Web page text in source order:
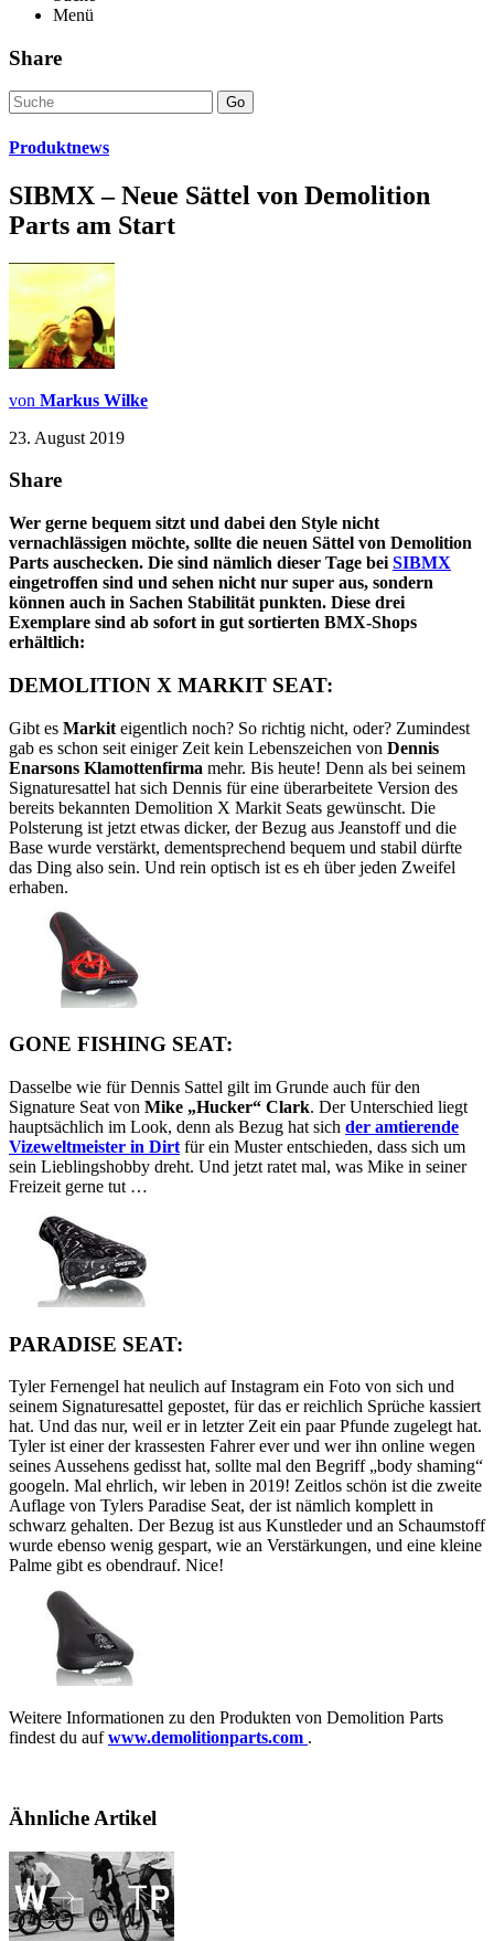
Menü
Share
Go
Produktnews
SIBMX – Neue Sättel von Demolition
Parts am Start
von Markus Wilke
23. August 2019
Share
Wer gerne bequem sitzt und dabei den Style nicht
vernachlässigen möchte, sollte die neuen Sättel von Demolition
Parts auschecken. Die sind nämlich dieser Tage bei SIBMX
eingetroffen sind und sehen nicht nur super aus, sondern
können auch in Sachen Stabilität punkten. Diese drei
Exemplare sind ab sofort in gut sortierten BMX-Shops
erhältlich:
DEMOLITION X MARKIT SEAT:
Gibt es Markit eigentlich noch? So richtig nicht, oder? Zumindest
gab es schon seit einiger Zeit kein Lebenszeichen von Dennis
Enarsons Klamottenfirma mehr. Bis heute! Denn als bei seinem
Signaturesattel hat sich Dennis für eine überarbeitete Version des
bereits bekannten Demolition X Markit Seats gewünscht. Die
Polsterung ist jetzt etwas dicker, der Bezug aus Jeanstoff und die
Base wurde verstärkt, dementsprechend bequem und stabil dürfte
das Ding also sein. Und rein optisch ist es eh über jeden Zweifel
erhaben.
GONE FISHING SEAT:
Dasselbe wie für Dennis Sattel gilt im Grunde auch für den
Signature Seat von Mike „Hucker“ Clark. Der Unterschied liegt
hauptsächlich im Look, denn als Bezug hat sich der amtierende
Vizeweltmeister in Dirt für ein Muster entschieden, dass sich um
sein Lieblingshobby dreht. Und jetzt ratet mal, was Mike in seiner
Freizeit gerne tut …
PARADISE SEAT:
Tyler Fernengel hat neulich auf Instagram ein Foto von sich und
seinem Signaturesattel gepostet, für das er reichlich Sprüche kassiert
hat. Und das nur, weil er in letzter Zeit ein paar Pfunde zugelegt hat.
Tyler ist einer der krassesten Fahrer ever und wer ihn online wegen
seines Aussehens gedisst hat, sollte mal den Begriff „body shaming“
googeln. Mal ehrlich, wir leben in 2019! Zeitlos schön ist die zweite
Auflage von Tylers Paradise Seat, der ist nämlich komplett in
schwarz gehalten. Der Bezug ist aus Kunstleder und an Schaumstoff
wurde ebenso wenig gespart, wie an Verstärkungen, und eine kleine
Palme gibt es obendrauf. Nice!
Weitere Informationen zu den Produkten von Demolition Parts
findest du aufwww.demolitionparts.com .
Ähnliche Artikel